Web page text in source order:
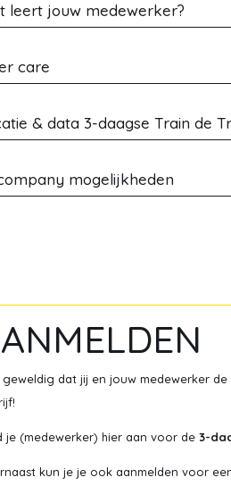
leert jouw medewerker?
care
& data 3-daagse Train de
mogelijkheden
geweldig dat jij en jouw medewerker
je (medewerker) hier aan voor de 3-
kun je je ook aanmelden voor